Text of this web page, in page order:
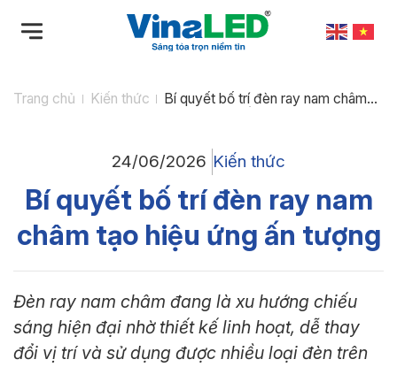
qua
dung
Trang chủ Kiến thức
Bí quyết bố trí đèn ray nam châm
24/06/2026 Kiến thức
Bí quyết bố trí đèn ray nam
châm tạo hiệu ứng ấn tượng
Đèn ray nam châm đang là xu hướng chiếu
sáng hiện đại nhờ thiết kế linh hoạt, dễ thay
đổi vị trí và sử dụng được nhiều loại đèn trên